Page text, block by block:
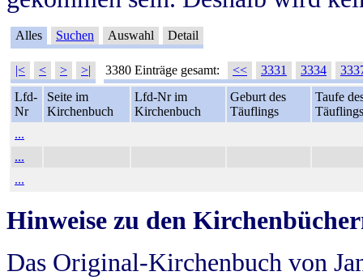
Alles Suchen Auswahl Detail
|< < > >| 3380 Einträge gesamt: << 3331 3334
Lfd-
Nr
Seite im
Kirchenbuch
Lfd-Nr im
Kirchenbuch
Geburt des
Täuflings
Taufe
Täuflings
...
...
...
Hinweise zu den
Das Original-Kirchenbuch von